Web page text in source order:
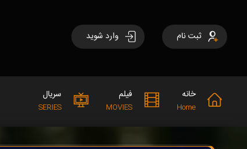
ثبت نام وارد شوید
خانه
Home
فیلم
MOVIES
سریال
SERIES